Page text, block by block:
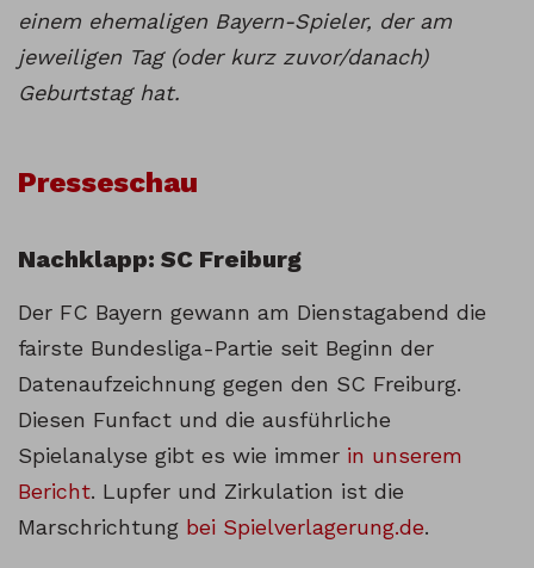
einem ehemaligen Bayern-Spieler, der am
jeweiligen Tag (oder kurz zuvor/danach)
Geburtstag hat.
Presseschau
Nachklapp: SC Freiburg
Der FC Bayern gewann am Dienstagabend die
fairste Bundesliga-Partie seit Beginn der
Datenaufzeichnung gegen den SC Freiburg.
Diesen Funfact und die ausführliche
Spielanalyse gibt es wie immer in unserem
Bericht. Lupfer und Zirkulation ist die
Marschrichtung bei Spielverlagerung.de.